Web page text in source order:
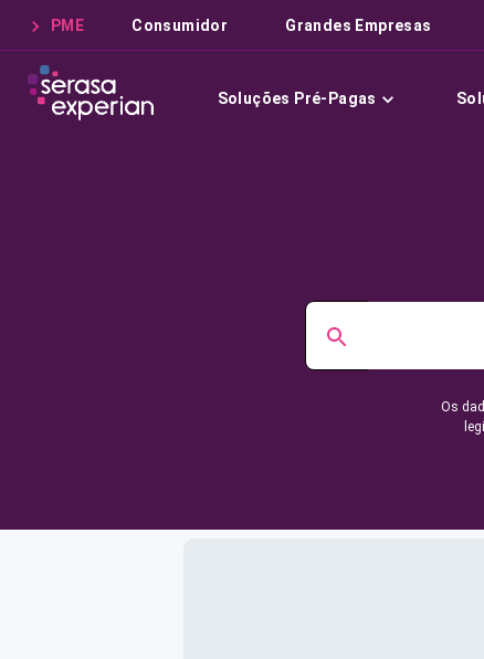
PME Consumidor Grandes Empresas
Soluções Pré-Pagas
Os